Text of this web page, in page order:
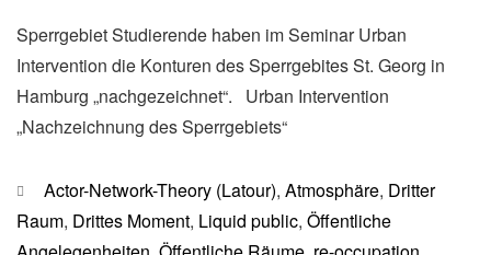
Sperrgebiet Studierende haben im Seminar Urban
Intervention die Konturen des Sperrgebites St. Georg in
Hamburg „nachgezeichnet“. Urban Intervention
„Nachzeichnung des Sperrgebiets“
Kategorien
Actor-Network-Theory (Latour), Atmosphäre, Dritter
Raum, Drittes Moment, Liquid public, Öffentliche